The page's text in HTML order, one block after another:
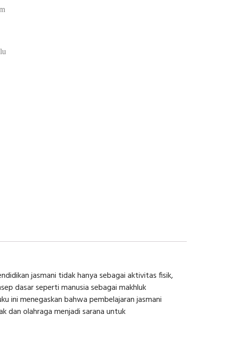
jasmani tidak hanya sebagai aktivitas fisik,
dasar seperti manusia sebagai makhluk
ini menegaskan bahwa pembelajaran jasmani
dan olahraga menjadi sarana untuk